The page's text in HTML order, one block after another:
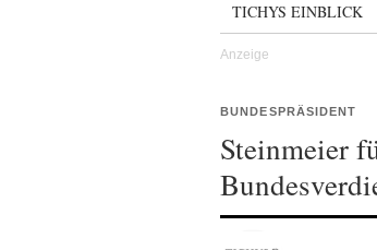
TICHYS EINBLICK
BUNDESPRÄSIDENT
Steinmeier